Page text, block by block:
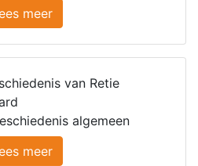
meer
van Retie
algemeen
meer